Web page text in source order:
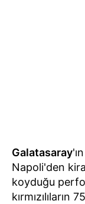
Galatasaray
Napoli'den
koyduğu